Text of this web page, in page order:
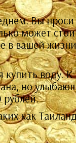
Вы
может
в вашей
купить воду.
но
рублей.
как